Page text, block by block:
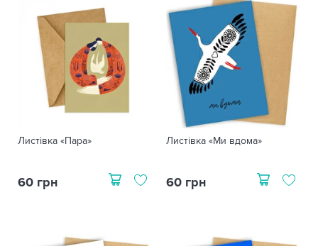
Листівка «Пара»
60 грн
Листівка «Ми вдома»
60 грн